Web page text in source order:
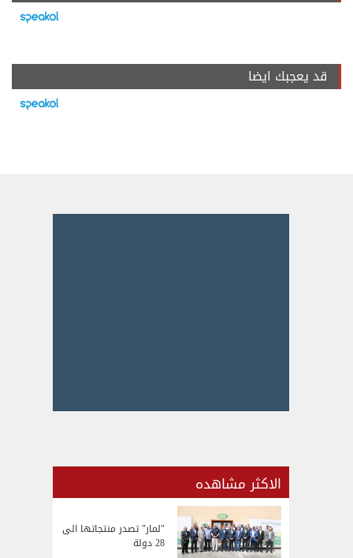
قد يعجبك ايضا
الاكثر مشاهده
"لمار" تصدر منتجاتها الى
28 دولة